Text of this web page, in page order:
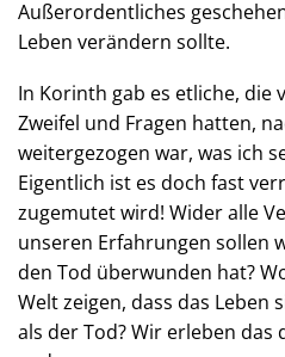
Außerordentliches
Leben verändern sollte.
In Korinth gab es etliche,
Zweifel und Fragen hatten,
weitergezogen war, was ich
Eigentlich ist es doch fast
zugemutet wird! Wider alle
unseren Erfahrungen sollen
den Tod überwunden hat?
Welt zeigen, dass das Leben
als der Tod? Wir erleben das